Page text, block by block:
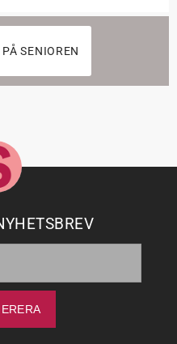
SENIOREN